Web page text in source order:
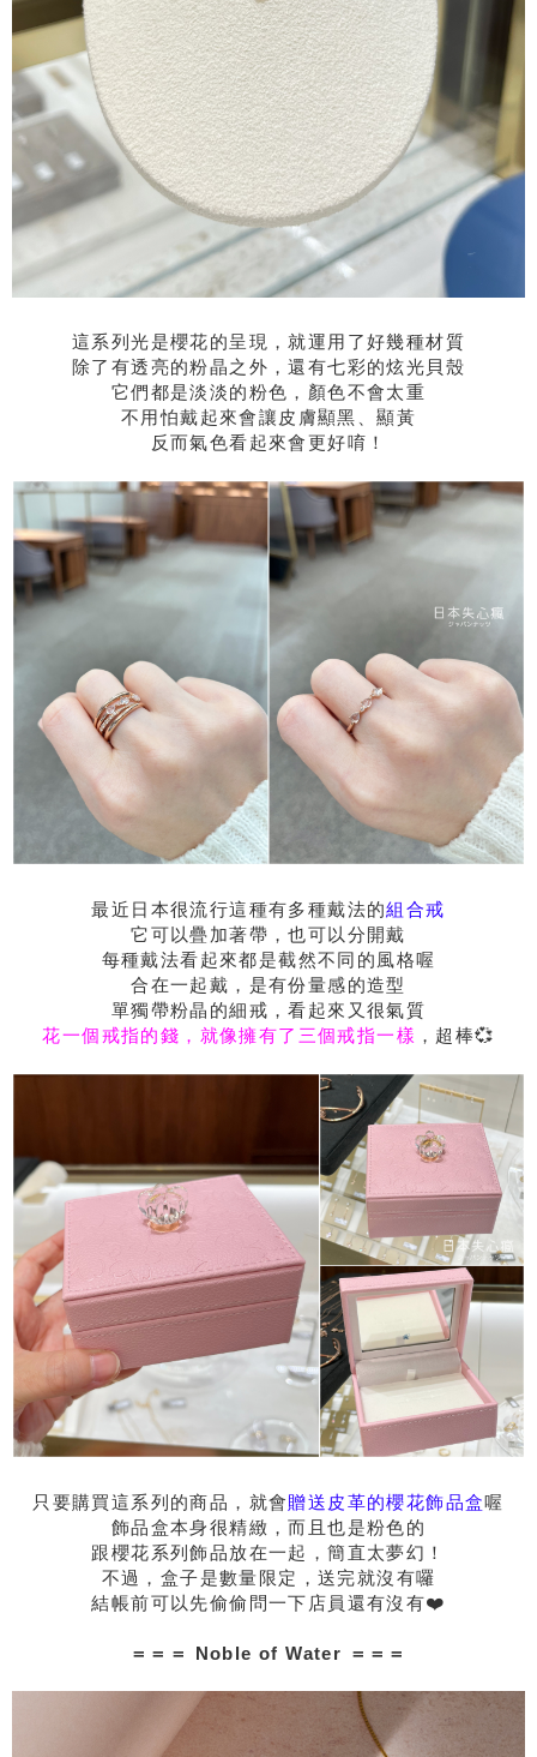
這系列光是櫻花的呈現，就運用了好幾種材質
除了有透亮的粉晶之外，還有七彩的炫光貝殼
它們都是淡淡的粉色，顏色不會太重
不用怕戴起來會讓皮膚顯黑、顯黃
反而氣色看起來會更好唷！
最近日本很流行這種有多種戴法的組合戒
它可以疊加著帶，也可以分開戴
每種戴法看起來都是截然不同的風格喔
合在一起戴，是有份量感的造型
單獨帶粉晶的細戒，看起來又很氣質
花一個戒指的錢，就像擁有了三個戒指一樣 ，超棒💞
只要購買這系列的商品，就會贈送皮革的櫻花飾品盒喔
飾品盒本身很精緻，而且也是粉色的
跟櫻花系列飾品放在一起，簡直太夢幻！
不過，盒子是數量限定，送完就沒有囉
結帳前可以先偷偷問一下店員還有沒有❤️
＝＝＝ Noble of Water ＝＝＝